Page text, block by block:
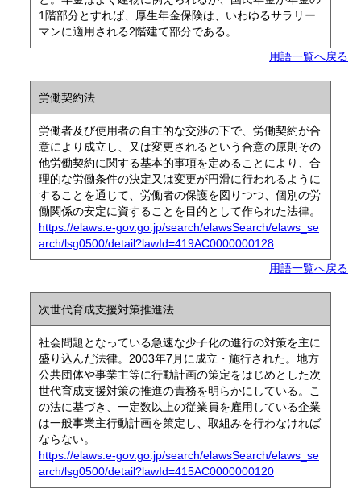
1階部分とすれば、厚生年金保険は、いわゆるサラリー
マンに適用される2階建て部分である。
用語一覧へ戻る
労働契約法
労働者及び使用者の自主的な交渉の下で、労働契約が合
意により成立し、又は変更されるという合意の原則その
他労働契約に関する基本的事項を定めることにより、合
理的な労働条件の決定又は変更が円滑に行われるように
することを通じて、労働者の保護を図りつつ、個別の労
働関係の安定に資することを目的として作られた法律。
https://elaws.e-gov.go.jp/search/elawsSearch/elaws_se
arch/lsg0500/detail?lawId=419AC0000000128
用語一覧へ戻る
次世代育成支援対策推進法
社会問題となっている急速な少子化の進行の対策を主に
盛り込んだ法律。2003年7月に成立・施行された。地方
公共団体や事業主等に行動計画の策定をはじめとした次
世代育成支援対策の推進の責務を明らかにしている。こ
の法に基づき、一定数以上の従業員を雇用している企業
は一般事業主行動計画を策定し、取組みを行わなければ
ならない。
https://elaws.e-gov.go.jp/search/elawsSearch/elaws_se
arch/lsg0500/detail?lawId=415AC0000000120